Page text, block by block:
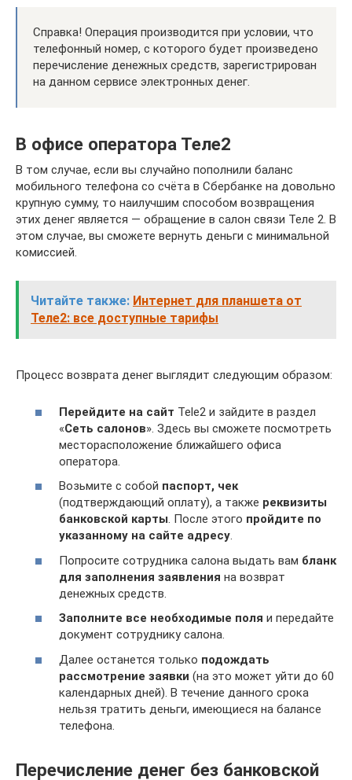
Справка! Операция производится при условии, что
телефонный номер, с которого будет произведено
перечисление денежных средств, зарегистрирован
на данном сервисе электронных денег.
В офисе оператора Теле2
В том случае, если вы случайно пополнили баланс
мобильного телефона со счёта в Сбербанке на довольно
крупную сумму, то наилучшим способом возвращения
этих денег является — обращение в салон связи Теле 2. В
этом случае, вы сможете вернуть деньги с минимальной
комиссией.
Читайте также: Интернет для планшета от
Теле2: все доступные тарифы
Процесс возврата денег выглядит следующим образом:
Перейдите на сайт Tele2 и зайдите в раздел
«Сеть салонов». Здесь вы сможете посмотреть
месторасположение ближайшего офиса
оператора.
Возьмите с собой паспорт, чек
(подтверждающий оплату), а также реквизиты
банковской карты. После этого пройдите по
указанному на сайте адресу.
Попросите сотрудника салона выдать вам бланк
для заполнения заявления на возврат
денежных средств.
Заполните все необходимые поля и передайте
документ сотруднику салона.
Далее останется только подождать
рассмотрение заявки (на это может уйти до 60
календарных дней). В течение данного срока
нельзя тратить деньги, имеющиеся на балансе
телефона.
Перечисление денег без банковской